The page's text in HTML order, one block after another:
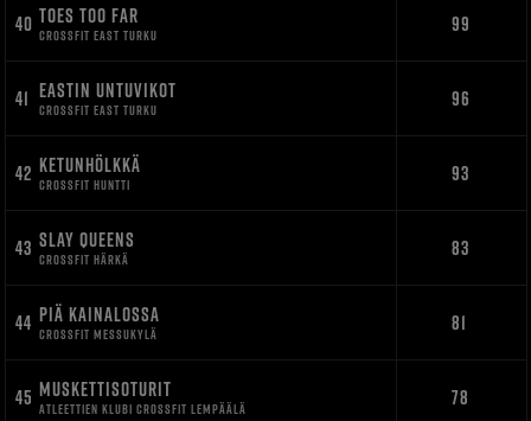
40 TOES TOO FAR
CROSSFIT EAST TURKU 99
41 EASTIN UNTUVIKOT
CROSSFIT EAST TURKU 96
42 KETUNHÖLKKÄ
CROSSFIT HUNTTI 93
43 SLAY QUEENS
CROSSFIT HÄRKÄ 83
44 PIÄ KAINALOSSA
CROSSFIT MESSUKYLÄ 81
45 MUSKETTISOTURIT
ATLEETTIEN KLUBI CROSSFIT LEMPÄÄLÄ 78